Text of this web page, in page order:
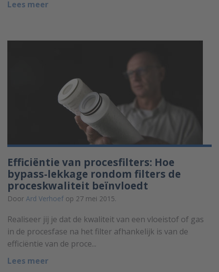
Lees meer
Efficiëntie van procesfilters: Hoe
bypass-lekkage rondom filters de
proceskwaliteit beïnvloedt
Door Ard Verhoef op 27 mei 2015.
Realiseer jij je dat de kwaliteit van een vloeistof of gas
in de procesfase na het filter afhankelijk is van de
efficiëntie van de proce...
Lees meer